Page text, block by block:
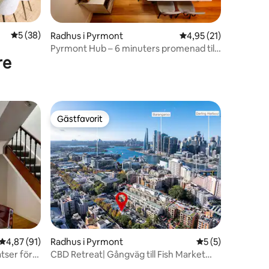
5 av 5 i genomsnittligt betyg, 38 omdömen
5 (38)
Radhus i Pyrmont 4,95 av 5 i
4,95 (21)
Pyrmont Hub – 6 minuters promenad till
av 5 i genomsnittligt betyg, 91 omdömen
4,87 (91)
för
Gästfavorit
Gästfavorit
Radhus i Pyrmont 5 av 5 i
5 (5)
CBD Retreat| Gångväg till Fish Market